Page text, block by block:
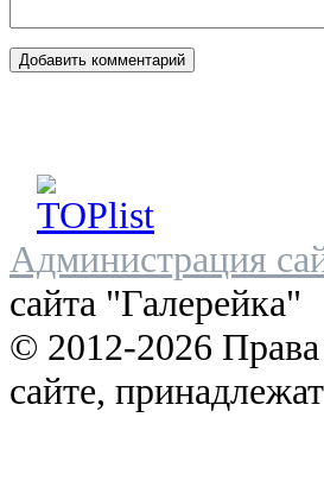
Администрация
сайта "Галерейка"
© 2012-2026
сайте,